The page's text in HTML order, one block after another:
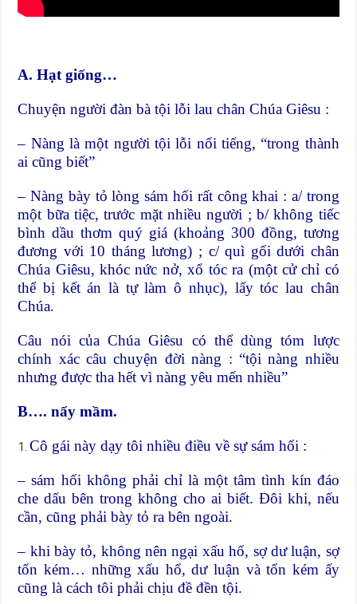
A. Hạt giống…
Chuyện người đàn bà tội lỗi lau chân Chúa Giêsu :
– Nàng là một người tội lỗi nổi tiếng, “trong thành
ai cũng biết”
– Nàng bày tỏ lòng sám hối rất công khai : a/ trong
một bữa tiệc, trước mặt nhiều người ; b/ không tiếc
bình dầu thơm quý giá (khoảng 300 đồng, tương
đương với 10 tháng lương) ; c/ quì gối dưới chân
Chúa Giêsu, khóc nức nở, xổ tóc ra (một cử chỉ có
thể bị kết án là tự làm ô nhục), lấy tóc lau chân
Chúa.
Câu nói của Chúa Giêsu có thể dùng tóm lược
chính xác câu chuyện đời nàng : “tội nàng nhiều
nhưng được tha hết vì nàng yêu mến nhiều”
B…. nẩy mầm.
Cô gái này dạy tôi nhiều điều về sự sám hối :
– sám hối không phải chỉ là một tâm tình kín đáo
che dấu bên trong không cho ai biết. Đôi khi, nếu
cần, cũng phải bày tỏ ra bên ngoài.
– khi bày tỏ, không nên ngại xấu hổ, sợ dư luận, sợ
tốn kém… những xấu hổ, dư luận và tốn kém ấy
cũng là cách tôi phải chịu đề đền tội.